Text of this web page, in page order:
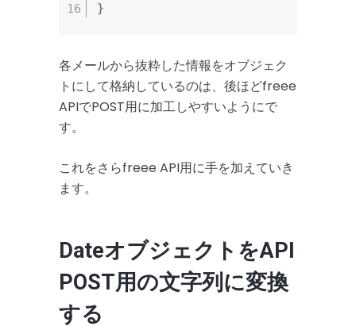
}
各メールから抜粋した情報をオブジェク
トにして格納しているのは、後ほどfreee
APIでPOST用に加工しやすいようにで
す。
これをさらfreee API用に手を加えていき
ます。
DateオブジェクトをAPI
POST用の文字列に変換
する